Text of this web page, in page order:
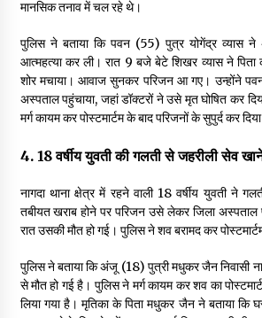
मानसिक तनाव में चल रहे थे।
पुलिस ने बताया कि पवन (55) पुत्र योगेंद्र व्यास
आत्महत्या कर ली। रात 9 बजे बेटे शिखर व्यास ने
शोर मचाया। आवाज सुनकर परिजन आ गए। उन्होंने
अस्पताल पहुंचाया, जहां डॉक्टरों ने उसे मृत घोषित कर
मर्ग कायम कर पोस्टमार्टम के बाद परिजनों के सुपुर्द कर
4. 18 वर्षीय युवती की गलती से जहरीली सेव
नागदा थाना क्षेत्र में रहने वाली 18 वर्षीय युवती ने
तबीयत खराब होने पर परिजन उसे लेकर जिला अस्पताल
रात उसकी मौत हो गई। पुलिस ने शव बरामद कर
पुलिस ने बताया कि अंजू (18) पुत्री मधुकर जैन निवासी
से मौत हो गई है। पुलिस ने मर्ग कायम कर शव का
लिया गया है। मृतिका के पिता मधुकर जैन ने बताया कि